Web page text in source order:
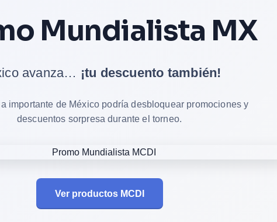
Mundialista MX
avanza… ¡tu descuento también!
importante de México podría desbloquear promociones y
descuentos sorpresa durante el torneo.
Ver productos MCDI